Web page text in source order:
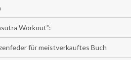
Workout":
für meistverkauftes Buch